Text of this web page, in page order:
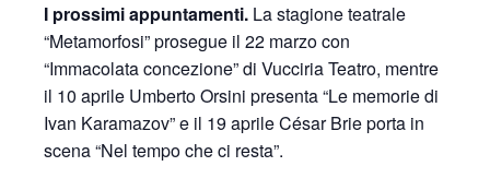
I prossimi appuntamenti. La stagione teatrale
“Metamorfosi” prosegue il 22 marzo con
“Immacolata concezione” di Vucciria Teatro, mentre
il 10 aprile Umberto Orsini presenta “Le memorie di
Ivan Karamazov” e il 19 aprile César Brie porta in
scena “Nel tempo che ci resta”.